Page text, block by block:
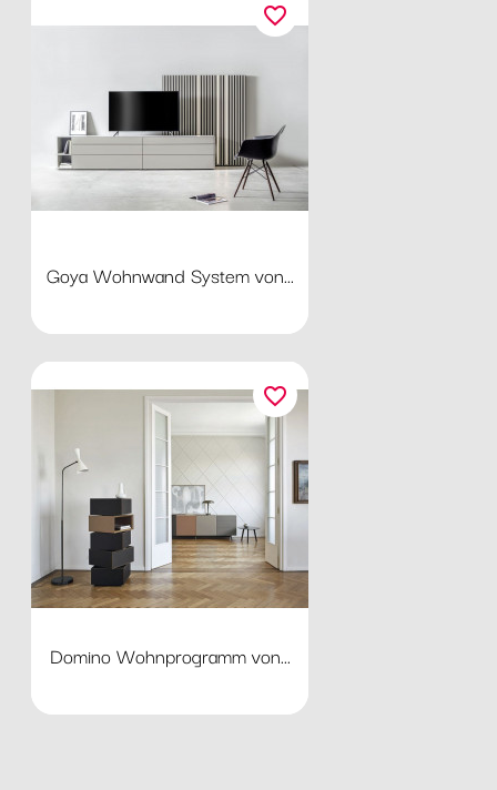
Goya Wohnwand System von...
favorite_border
Domino Wohnprogramm von...
favorite_border